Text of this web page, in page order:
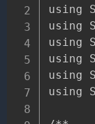
using
using
using
using
using
using